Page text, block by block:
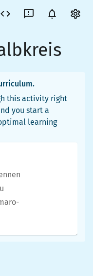
this activity right
you start a
learning